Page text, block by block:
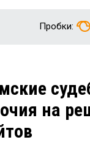
Пробки:
на